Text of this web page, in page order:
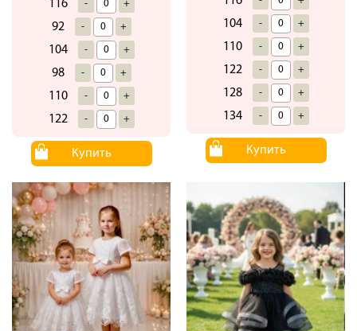
116 - +
92 - +
104 - +
98 - +
110 - +
122 - +
Купить
104 - +
110 - +
122 - +
128 - +
134 - +
Купить